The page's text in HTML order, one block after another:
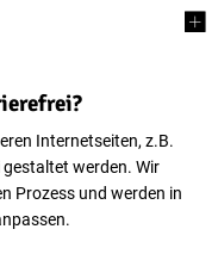
Internetseiten, z.B.
werden. Wir
Prozess und werden in